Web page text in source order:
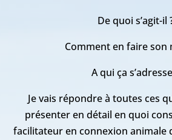
De quoi s’agit-il
Comment en faire son
A qui ça
Je vais répondre à toutes ces
présenter en détail en quoi
facilitateur en connexion animale